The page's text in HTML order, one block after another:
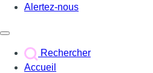
Alertez-nous
Rechercher
Accueil